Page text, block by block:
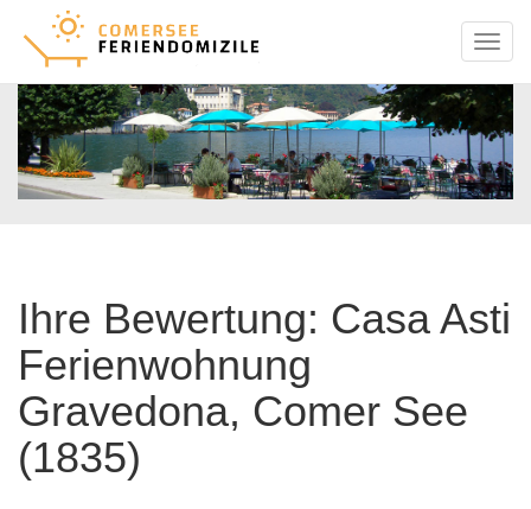
Menu
Ihre Bewertung: Casa Asti
Ferienwohnung
Gravedona, Comer See
(1835)